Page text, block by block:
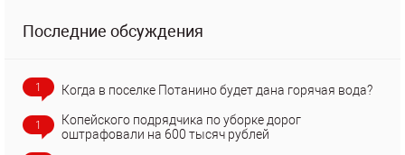
Последние обсуждения
1 Когда в поселке Потанино будет дана горячая вода?
1
Копейского подрядчика по уборке дорог
оштрафовали на 600 тысяч рублей